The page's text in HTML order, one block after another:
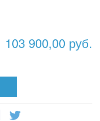
103 900,00 руб.